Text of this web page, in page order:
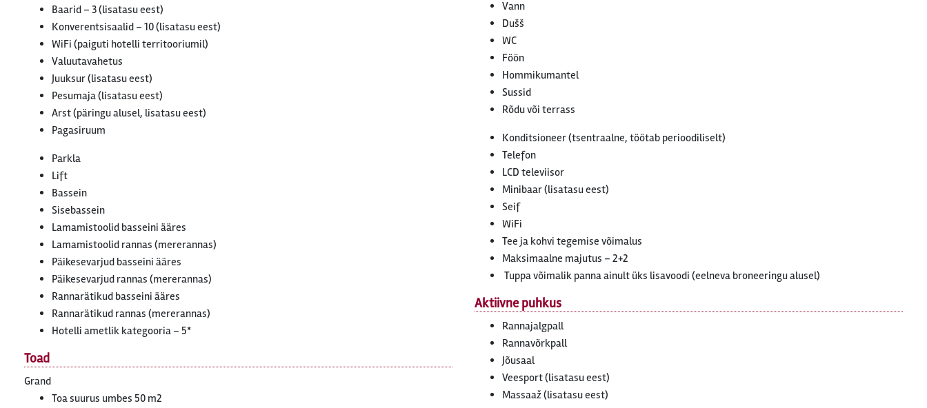
Baarid – 3 (lisatasu eest)
Konverentsisaalid – 10 (lisatasu eest)
WiFi (paiguti hotelli territooriumil)
Valuutavahetus
Juuksur (lisatasu eest)
Pesumaja (lisatasu eest)
Arst (päringu alusel, lisatasu eest)
Pagasiruum
Parkla
Lift
Bassein
Sisebassein
Lamamistoolid basseini ääres
Lamamistoolid rannas (mererannas)
Päikesevarjud basseini ääres
Päikesevarjud rannas (mererannas)
Rannarätikud basseini ääres
Rannarätikud rannas (mererannas)
Hotelli ametlik kategooria – 5*
Toad
Grand
Toa suurus umbes 50 m2
Vann
Dušš
WC
Föön
Hommikumantel
Sussid
Rõdu või terrass
Konditsioneer (tsentraalne, töötab perioodiliselt)
Telefon
LCD televiisor
Minibaar (lisatasu eest)
Seif
WiFi
Tee ja kohvi tegemise võimalus
Maksimaalne majutus – 2+2
Tuppa võimalik panna ainult üks lisavoodi (eelneva broneeringu alusel)
Aktiivne puhkus
Rannajalgpall
Rannavõrkpall
Jõusaal
Veesport (lisatasu eest)
Massaaž (lisatasu eest)